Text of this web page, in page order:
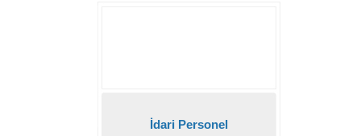
İdari Personel